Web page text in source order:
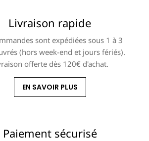
Livraison rapide
sont expédiées sous 1 à 3
(hors week-end et jours fériés).
offerte dès 120€ d'achat.
EN SAVOIR PLUS
Paiement sécurisé